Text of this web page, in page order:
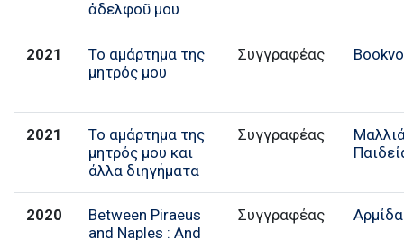
ἀδελφοῦ μου
2021
Το αμάρτημα της
μητρός μου
Συγγραφέας
2021
Το αμάρτημα της
μητρός μου και
άλλα διηγήματα
Συγγραφέας
2020
Between Piraeus
and Naples : And
Συγγραφέας Αρμίδα